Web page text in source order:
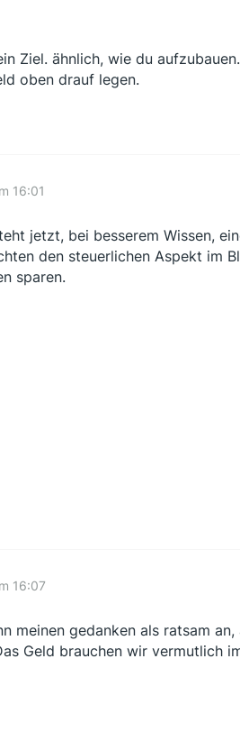
Ziel. ähnlich, wie du
oben drauf legen.
16:01
jetzt, bei besserem Wissen,
den steuerlichen Aspekt im
sparen.
16:07
meinen gedanken als ratsam
Geld brauchen wir vermutlich